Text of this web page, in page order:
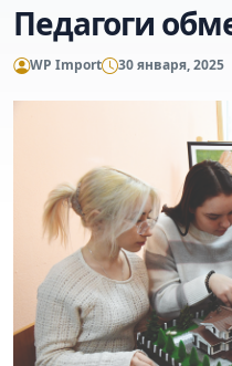
Педагоги
WP Import 30 января, 2025